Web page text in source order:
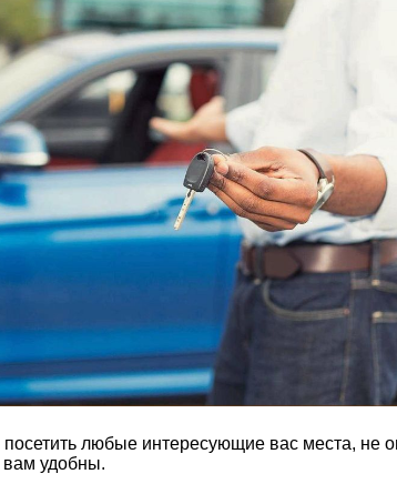
любые интересующие вас места, не
удобны.